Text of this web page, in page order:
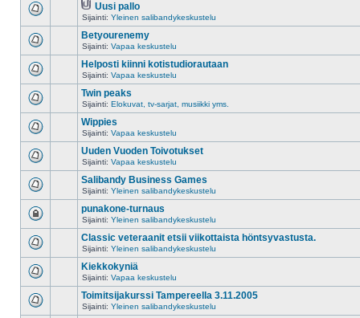
Uusi pallo
Sijainti: Yleinen salibandykeskustelu
Betyourenemy
Sijainti: Vapaa keskustelu
Helposti kiinni kotistudiorautaan
Sijainti: Vapaa keskustelu
Twin peaks
Sijainti: Elokuvat, tv-sarjat, musiikki yms.
Wippies
Sijainti: Vapaa keskustelu
Uuden Vuoden Toivotukset
Sijainti: Vapaa keskustelu
Salibandy Business Games
Sijainti: Yleinen salibandykeskustelu
punakone-turnaus
Sijainti: Yleinen salibandykeskustelu
Classic veteraanit etsii viikottaista höntsyvastusta.
Sijainti: Yleinen salibandykeskustelu
Kiekkokyniä
Sijainti: Vapaa keskustelu
Toimitsijakurssi Tampereella 3.11.2005
Sijainti: Yleinen salibandykeskustelu